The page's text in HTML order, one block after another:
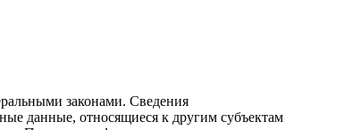
законами. Сведения
данные, относящиеся к другим субъектам